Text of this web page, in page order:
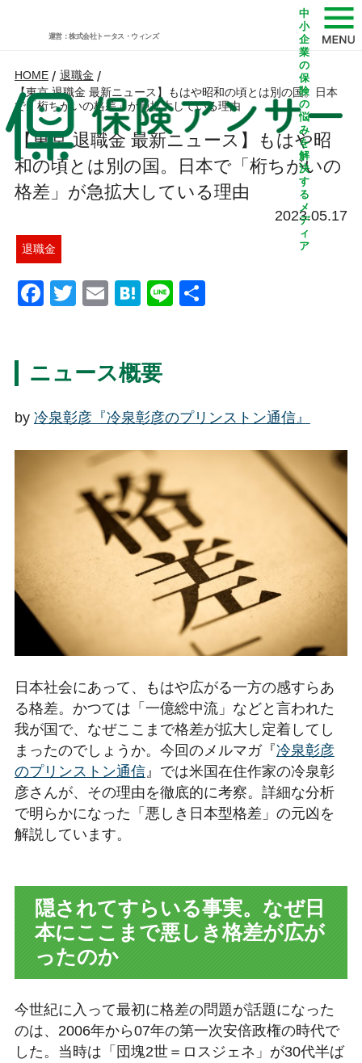
運営：株式会社トータス・ウィンズ
中
小
企
業
の
保
険
の
悩
み
を
解
決
す
る
メ
デ
ィ
ア
HOME / 退職金 /
【東京 退職金 最新ニュース】もはや昭和の頃とは別の国。日本
で「桁ちがいの格差」が急拡大している理由
【東京 退職金 最新ニュース】もはや昭
和の頃とは別の国。日本で「桁ちがいの
格差」が急拡大している理由
2023.05.17
退職金
Facebook
Twitter
EmailHatena
Line共
ニュース概要
by 冷泉彰彦『冷泉彰彦のプリンストン通信』
日本社会にあって、もはや広がる一方の感すらあ
る格差。かつては「一億総中流」などと言われた
我が国で、なぜここまで格差が拡大し定着してし
まったのでしょうか。今回のメルマガ『冷泉彰彦
のプリンストン通信』では米国在住作家の冷泉彰
彦さんが、その理由を徹底的に考察。詳細な分析
で明らかになった「悪しき日本型格差」の元凶を
解説しています。
隠されてすらいる事実。なぜ日
本にここまで悪しき格差が広が
ったのか
今世紀に入って最初に格差の問題が話題になった
のは、2006年から07年の第一次安倍政権の時代で
した。当時は「団塊2世＝ロスジェネ」が30代半ば